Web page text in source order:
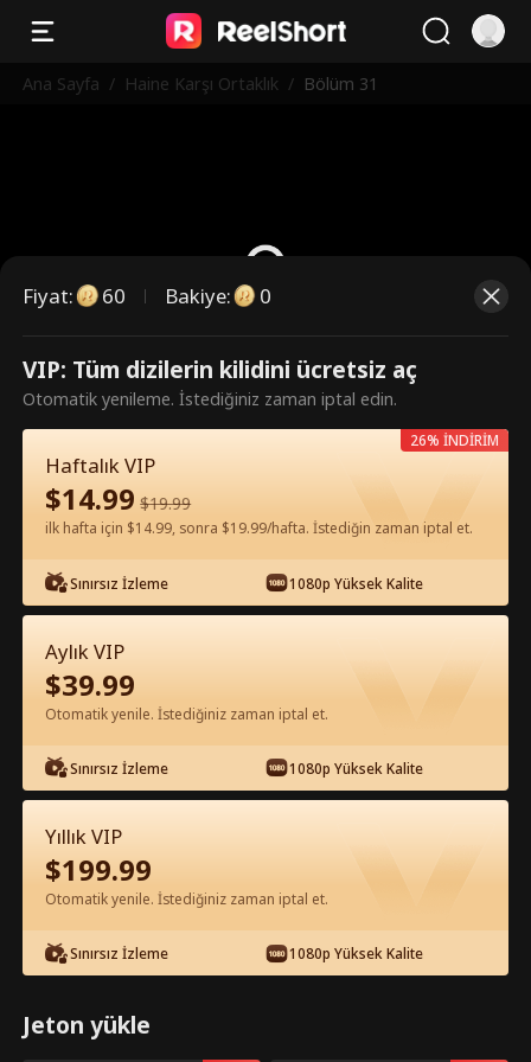
Ana Sayfa / Haine Karşı Ortaklık / Bölüm 31
Bunlar ücretli bölümler. İzlemek
için kilidi açın.
Uygulamada Ücretsiz İzle
Bölüm 31 - Haine Karşı Ortaklık Tam
Film
1-50 51-94
31 32 33 34 35
Fiyat: 60 Bakiye: 0
VIP: Tüm dizilerin kilidini ücretsiz aç
Otomatik yenileme. İstediğiniz zaman iptal edin.
Haftalık VIP
$14.99 $19.99
ilk hafta için $14.99, sonra $19.99/hafta. İstediğin zaman iptal et.
Sınırsız İzleme 1080p Yüksek Kalite
26% İNDİRİM
Aylık VIP
$39.99
Otomatik yenile. İstediğiniz zaman iptal et.
Sınırsız İzleme 1080p Yüksek Kalite
Yıllık VIP
$199.99
Otomatik yenile. İstediğiniz zaman iptal et.
Sınırsız İzleme 1080p Yüksek Kalite
Jeton yükle